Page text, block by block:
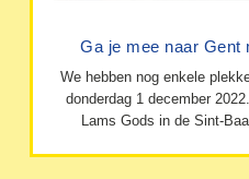
Ga je mee naar Gent
We hebben nog enkele
donderdag 1 december
Lams Gods in de Sint-